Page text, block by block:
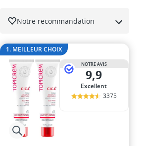
Notre recommandation
1. MEILLEUR CHOIX
NOTRE AVIS
9,9
Excellent
3375